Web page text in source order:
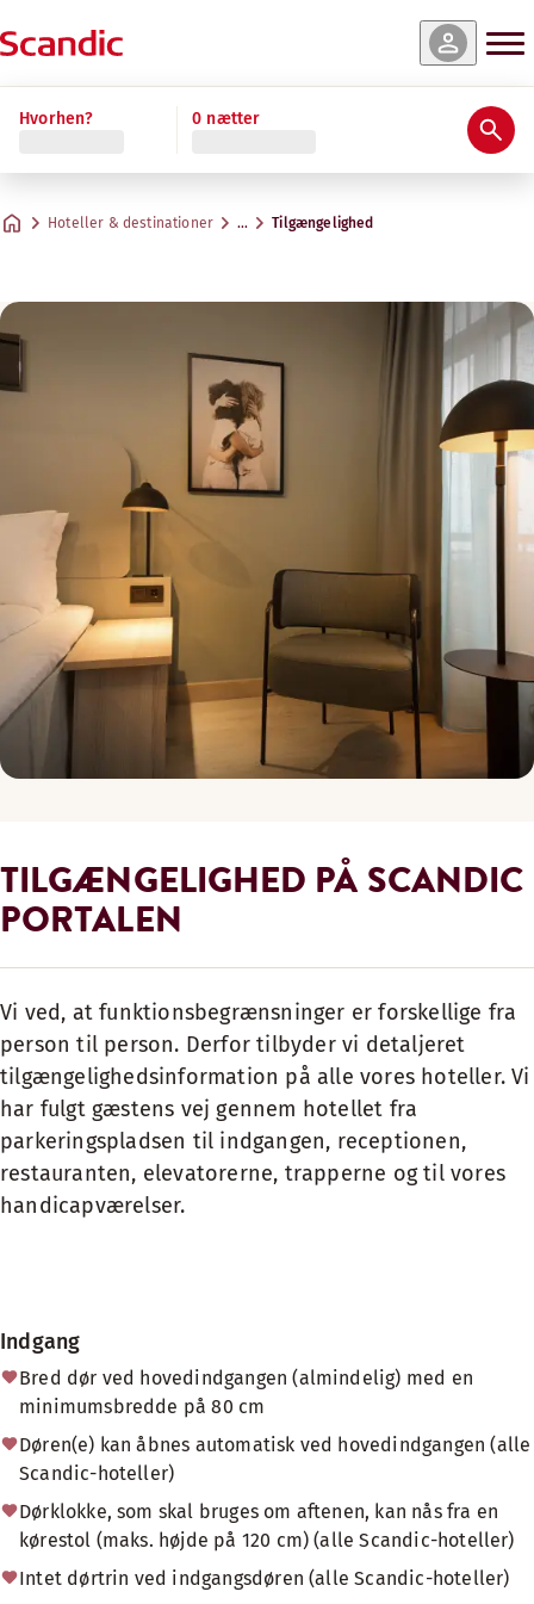
Hvorhen? 0 nætter
Hoteller & destinationer … Tilgængelighed
TILGÆNGELIGHED PÅ SCANDIC
PORTALEN
Vi ved, at funktionsbegrænsninger er forskellige fra
person til person. Derfor tilbyder vi detaljeret
tilgængelighedsinformation på alle vores hoteller. Vi
har fulgt gæstens vej gennem hotellet fra
parkeringspladsen til indgangen, receptionen,
restauranten, elevatorerne, trapperne og til vores
handicapværelser.
Indgang
Bred dør ved hovedindgangen (almindelig) med en
minimumsbredde på 80 cm
Døren(e) kan åbnes automatisk ved hovedindgangen (alle
Scandic-hoteller)
Dørklokke, som skal bruges om aftenen, kan nås fra en
kørestol (maks. højde på 120 cm) (alle Scandic-hoteller)
Intet dørtrin ved indgangsdøren (alle Scandic-hoteller)